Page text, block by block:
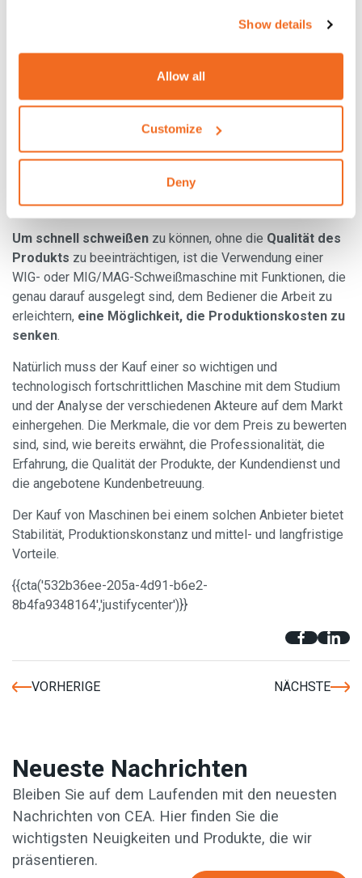
Show details
Allow all
Customize
Deny
Der Kauf von Billigprodukten mit schlechter Qualität kann
Die heutigen Schweißgeräte müssen überSysteme zur
auch zu Einsparungen
führenkönnen.
Europa vs. China:
Schweißmaschinen die beste Qualität wählen"
Um schnell schweißen zu können, ohne die Qualität des
Produkts zu beeinträchtigen, ist die Verwendung einer
WIG- oder MIG/MAG-Schweißmaschine mit Funktionen, die
genau darauf ausgelegt sind, dem Bediener die Arbeit zu
erleichtern, eine Möglichkeit, die Produktionskosten zu
senken.
Natürlich muss der Kauf einer so wichtigen und
technologisch fortschrittlichen Maschine mit dem Studium
und der Analyse der verschiedenen Akteure auf dem Markt
einhergehen. Die Merkmale, die vor dem Preis zu bewerten
sind, sind, wie bereits erwähnt, die Professionalität, die
Erfahrung, die Qualität der Produkte, der Kundendienst und
die angebotene Kundenbetreuung.
Der Kauf von Maschinen bei einem solchen Anbieter bietet
Stabilität, Produktionskonstanz und mittel- und langfristige
Vorteile.
{{cta('532b36ee-205a-4d91-b6e2-
8b4fa9348164','justifycenter')}}
VORHERIGE NÄCHSTE
Neueste Nachrichten
Bleiben Sie auf dem Laufenden mit den neuesten
Nachrichten von CEA. Hier finden Sie die
wichtigsten Neuigkeiten und Produkte, die wir
präsentieren.